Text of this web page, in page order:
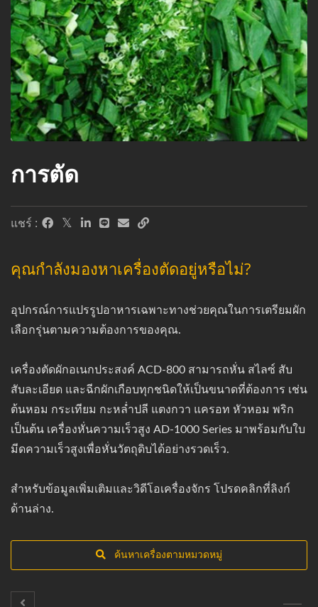
การตัด
แชร์ :
คุณกำลังมองหาเครื่องตัดอยู่หรือไม่?
อุปกรณ์การแปรรูปอาหารเฉพาะทางช่วยคุณในการเตรียมผัก
เลือกรุ่นตามความต้องการของคุณ.
เครื่องตัดผักอเนกประสงค์ ACD-800 สามารถหั่น สไลซ์ สับ
สับละเอียด และฉีกผักเกือบทุกชนิดให้เป็นขนาดที่ต้องการ เช่น
ต้นหอม กระเทียม กะหล่ำปลี แตงกวา แครอท หัวหอม พริก
เป็นต้น เครื่องหั่นความเร็วสูง AD-1000 Series มาพร้อมกับใบ
มีดความเร็วสูงเพื่อหั่นวัตถุดิบได้อย่างรวดเร็ว.
สำหรับข้อมูลเพิ่มเติมและวิดีโอเครื่องจักร โปรดคลิกที่ลิงก์
ด้านล่าง.
ค้นหาเครื่องตามหมวดหมู่